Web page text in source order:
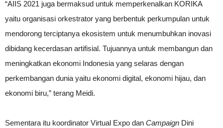
“AIIS 2021 juga bermaksud untuk memperkenalkan KORIKA
yaitu organisasi orkestrator yang berbentuk perkumpulan untuk
mendorong terciptanya ekosistem untuk menumbuhkan inovasi
dibidang kecerdasan artifisial. Tujuannya untuk membangun dan
meningkatkan ekonomi Indonesia yang selaras dengan
perkembangan dunia yaitu ekonomi digital, ekonomi hijau, dan
ekonomi biru,” terang Meidi.
Sementara itu koordinator Virtual Expo dan Campaign Dini